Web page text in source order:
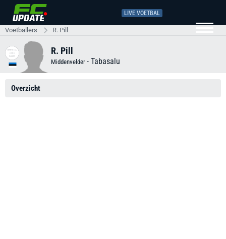
LIVE VOETBAL
Voetballers R. Pill
R. Pill
Middenvelder - Tabasalu
Overzicht